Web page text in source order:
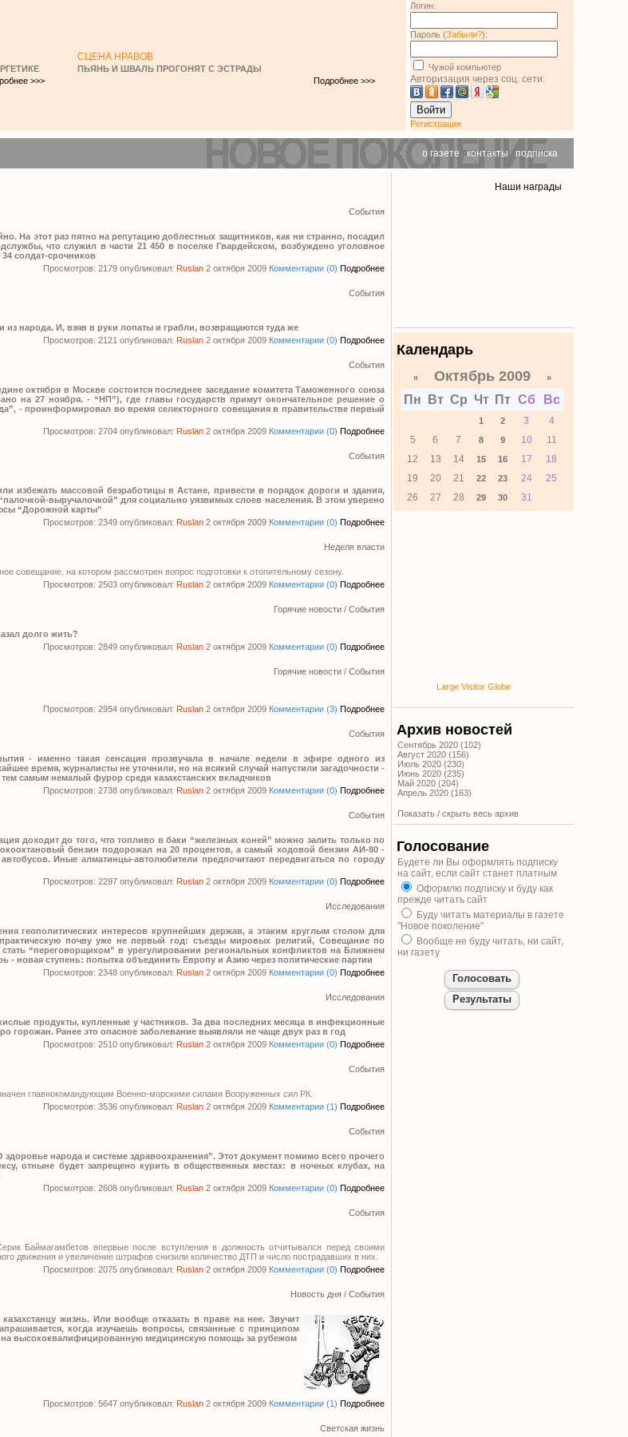
>>>
СЦЕНА НРАВОВ
ПЬЯНЬ И ШВАЛЬ ПРОГОНЯТ С ЭСТРАДЫ
Подробнее >>>
Логин:
Пароль (Забыли?):
Чужой компьютер
Авторизация через соц. сети:
Войти
Регистрация
о газете |контакты| подписка
События
На этот раз пятно на репутацию доблестных защитников, как ни странно, посадил
что служил в части 21 450 в поселке Гвардейском, возбуждено уголовное
солдат-срочников
Просмотров: 2179 опубликовал:Ruslan 2 октября 2009 Комментарии (0) Подробнее
События
народа. И, взяв в руки лопаты и грабли, возвращаются туда же
Просмотров: 2121 опубликовал:Ruslan 2 октября 2009 Комментарии (0) Подробнее
События
октября в Москве состоится последнее заседание комитета Таможенного союза
на 27 ноября. - “НП”), где главы государств примут окончательное решение о
- проинформировал во время селекторного совещания в правительстве первый
Просмотров: 2704 опубликовал:Ruslan 2 октября 2009 Комментарии (0) Подробнее
События
избежать массовой безработицы в Астане, привести в порядок дороги и здания,
выручалочкой” для социально уязвимых слоев населения. В этом уверено
“Дорожной карты”
Просмотров: 2349 опубликовал:Ruslan 2 октября 2009 Комментарии (0) Подробнее
Неделя власти
совещание, на котором рассмотрен вопрос подготовки к отопительному сезону.
Просмотров: 2503 опубликовал:Ruslan 2 октября 2009 Комментарии (0) Подробнее
Горячие новости /События
долго жить?
Просмотров: 2849 опубликовал:Ruslan 2 октября 2009 Комментарии (0) Подробнее
Горячие новости /События
Просмотров: 2954 опубликовал:Ruslan 2 октября 2009 Комментарии (3) Подробнее
События
- именно такая сенсация прозвучала в начале недели в эфире одного из
время, журналисты не уточнили, но на всякий случай напустили загадочности -
самым немалый фурор среди казахстанских вкладчиков
Просмотров: 2738 опубликовал:Ruslan 2 октября 2009 Комментарии (0) Подробнее
События
доходит до того, что топливо в баки “железных коней” можно залить только по
бензин подорожал на 20 процентов, а самый ходовой бензин АИ-80 -
Иные алматинцы-автолюбители предпочитают передвигаться по городу
Просмотров: 2297 опубликовал:Ruslan 2 октября 2009 Комментарии (0) Подробнее
Исследования
геополитических интересов крупнейших держав, а этаким круглым столом для
почву уже не первый год: съезды мировых религий, Совещание по
“переговорщиком” в урегулировании региональных конфликтов на Ближнем
новая ступень: попытка объединить Европу и Азию через политические партии
Просмотров: 2348 опубликовал:Ruslan 2 октября 2009 Комментарии (0) Подробнее
Исследования
продукты, купленные у частников. За два последних месяца в инфекционные
горожан. Ранее это опасное заболевание выявляли не чаще двух раз в год
Просмотров: 2510 опубликовал:Ruslan 2 октября 2009 Комментарии (0) Подробнее
События
главнокомандующим Военно-морскими силами Вооруженных сил РК.
Просмотров: 3536 опубликовал:Ruslan 2 октября 2009 Комментарии (1) Подробнее
События
здоровье народа и системе здравоохранения”. Этот документ помимо всего прочего
отныне будет запрещено курить в общественных местах: в ночных клубах, на
Просмотров: 2608 опубликовал:Ruslan 2 октября 2009 Комментарии (0) Подробнее
События
Баймагамбетов впервые после вступления в должность отчитывался перед своими
движения и увеличение штрафов снизили количество ДТП и число пострадавших в них.
Просмотров: 2075 опубликовал:Ruslan 2 октября 2009 Комментарии (0) Подробнее
Новость дня /События
жизнь. Или вообще отказать в праве на нее. Звучит
когда изучаешь вопросы, связанные с принципом
высококвалифицированную медицинскую помощь за рубежом
Просмотров: 5647 опубликовал:Ruslan 2 октября 2009 Комментарии (1) Подробнее
Светская жизнь
Наши награды
Календарь
« Октябрь 2009»
Пн Вт Ср Чт Пт Сб Вс
1 2 3
4
5
6 7 8 9 10
11
12
13 14 15 16 17
18
19
20 21 22 23 24
25
26
27 28 29 30 31
Large Visitor Globe
Архив новостей
Сентябрь 2020 (102)
Август 2020 (156)
Июль 2020 (230)
Июнь 2020 (235)
Май 2020 (204)
Апрель 2020 (163)
Показать / скрыть весь архив
Голосование
Будете ли Вы оформлять подписку
на сайт, если сайт станет платным
Оформлю подписку и буду как
прежде читать сайт
Буду читать материалы в газете
"Новое поколение"
Вообще не буду читать, ни сайт,
ни газету